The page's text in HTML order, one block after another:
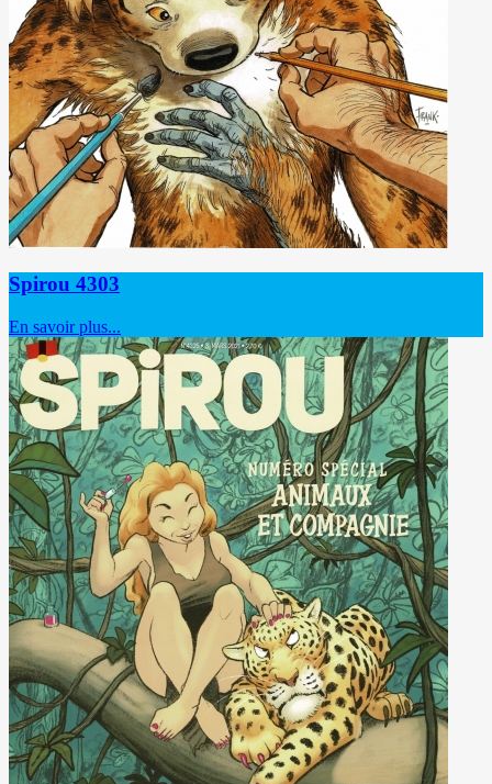
Spirou 4303
En savoir plus...